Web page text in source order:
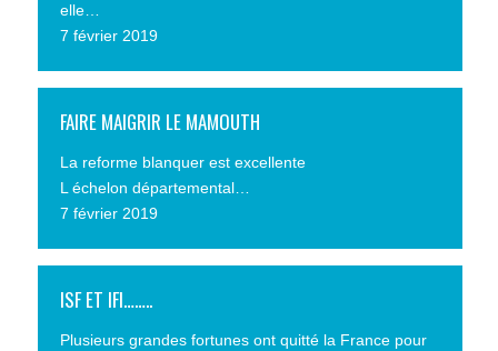
elle…
7 février 2019
FAIRE MAIGRIR LE MAMOUTH
La reforme blanquer est excellente
L échelon départemental…
7 février 2019
ISF ET IFI……..
Plusieurs grandes fortunes ont quitté la France pour